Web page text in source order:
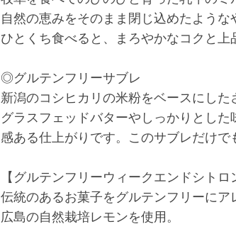
自然の恵みをそのまま閉じ込めたような
ひとくち食べると、まろやかなコクと上
◎グルテンフリーサブレ
新潟のコシヒカリの米粉をベースにした
グラスフェッドバターやしっかりとし
感ある仕上がりです。このサブレだけで
【グルテンフリーウィークエンドシトロ
伝統のあるお菓子をグルテンフリーにア
広島の自然栽培レモンを使用。